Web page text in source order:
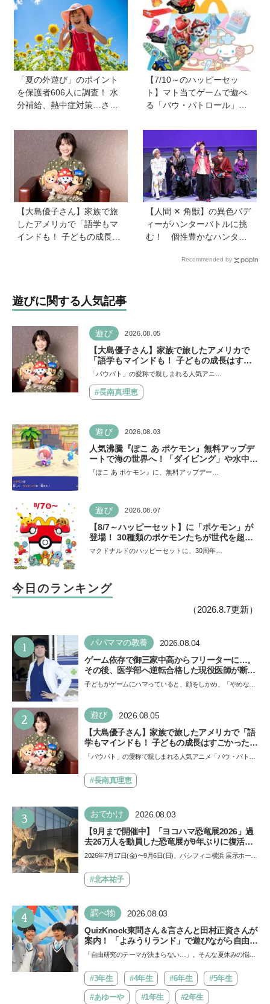
り方に悩むパパママに観て
ほしい。子どもが観ればお
もちゃへの気持ちが変わる
かも！？」
「夏の外遊び」のポイント
を保護者606人に調査！ 水
分補給、熱中症対策…さら
イデア」も【HugKum総
【7/10～のハッピーセッ
ト】マト当てゲームで遊べ
る「パウ・パトロール」＆
「シナモロール」が登場！
新しい「ほんのハッピーセ
ット」にも注目
【大島優子さん】家族で旅
したアメリカで「語学もマ
インドも！ 子どもの成長は
できると子どもに知ってほ
しい
【人間 ✕ 角獣】の異色バデ
ィーがハンターバトルに挑
む！ 個性豊かなハンター
R.E.D.」第２弾『角醒(かく
Recommended by
遊びに関する人気記事
遊び 2026.08.05
【大島優子さん】家族で旅したアメリカで
「語学もマインドも！ 子どもの成長はすご
かった」声優をつとめた映画『パウ・パトロ
なければ何でもできると子どもに知ってほし
い
「パウパト」の愛称で親しまれる人気アニ…
#長南真理恵
遊び 2026.08.03
人気沸騰『ぽこ あ ポケモン』無料アップデ
ートで海の世界へ！「ダイビング」や水中の
街づくりが楽しめる追加コンテンツも登場
『ぽこ あ ポケモン』に、無料アップデー…
遊び 2026.08.07
【8/7～ハッピーセット】に「ポケモン」が
登場！ 30種類のポケモンたちが世代を超え
て勢ぞろい
マクドナルドのハッピーセットに、30周年…
今日のランキング
（2026.8.7更新）
1 パパママの教養 2026.08.04
ゲーム依存で御三家中高からフリーターに…。
その後、医学部へ逆転合格した現役医師が断言
「ゲームの経験が受験勉強に役立った」そう考
子どもがゲームにハマっていると、顔をしかめ、「やめなさ
い…
2 遊び 2026.08.05
【大島優子さん】家族で旅したアメリカで「語
学もマインドも！ 子どもの成長はすごかった」
声優をつとめた映画『パウ・パトロール ザ・ダ
できると子どもに知ってほしい
「パウパト」の愛称で親しまれる人気アニメ「パウ・パトロ
ザ…#長南真理恵
3 おでかけ 2026.08.03
【9月まで開催中】「ヨコハマ恐竜展2026」過
去26万人を動員した恐竜展が9年ぶりに復活！
夏休みのおでかけで楽しむポイントを完全ガイ
2026年7月17日(金)〜9月6日(日)、パシフィコ横浜 展示ホール
催…#北本祐子
4 調べ物 2026.08.03
QuizKnock東問さん＆言さんと田村正資さんが
案内！ 「よみうりランド」で遊びながら自由研
究が進む期間限定イベントが開催
「自由研究のテーマが決まらない…」。そんな夏休みの悩み
バ!!…
#3年生 #4年生 #6年生 #5年生
#あゆーや #1年生 #2年生